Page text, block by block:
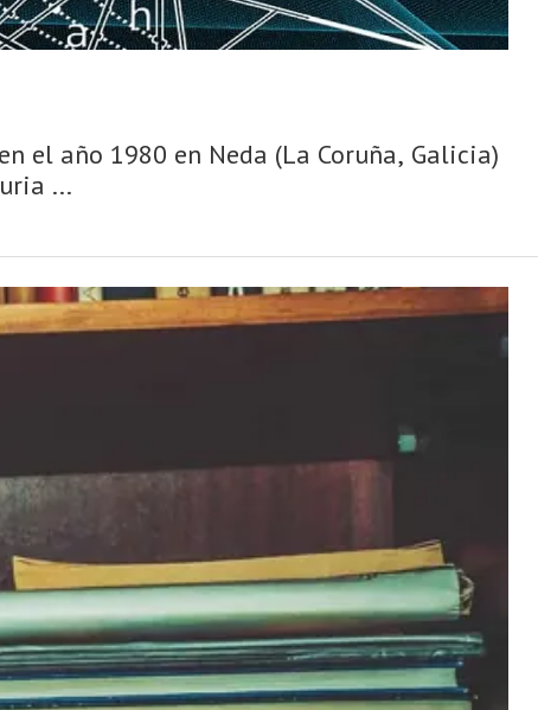
el año 1980 en Neda (La Coruña, Galicia)
...